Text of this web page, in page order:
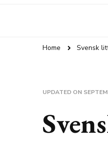
Home Svensk
UPDATED ON